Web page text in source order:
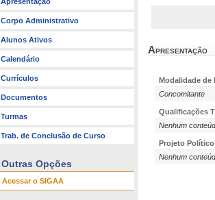
Corpo Administrativo
Alunos Ativos
Calendário
Currículos
Documentos
Turmas
Trab. de Conclusão de Curso
Outras Opções
Acessar o SIGAA
Apresentação
Modalidade de
Concomitante
Qualificações
Nenhum
Projeto
Nenhum